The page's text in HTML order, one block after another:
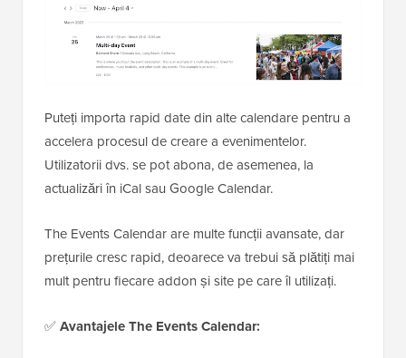
Puteți importa rapid date din alte calendare pentru a
accelera procesul de creare a evenimentelor.
Utilizatorii dvs. se pot abona, de asemenea, la
actualizări în iCal sau Google Calendar.
The Events Calendar are multe funcții avansate, dar
prețurile cresc rapid, deoarece va trebui să plătiți mai
mult pentru fiecare addon și site pe care îl utilizați.
✅Avantajele The Events Calendar: